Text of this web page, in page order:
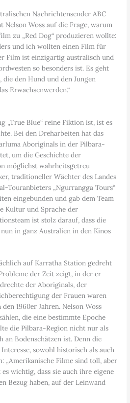
Nachrichtensender ABC
Nelson Woss auf die Frage, warum
zu „Red Dog“ produzieren wollte:
und ich wollten einen Film für
Film ist einzigartig australisch und
so besonders ist. Es geht
den Hund und den Jungen
Erwachsenwerden.“
„True Blue“ reine Fiktion ist, ist es
Bei den Dreharbeiten hat das
Aboriginals in der Pilbara-
um die Geschichte der
möglichst wahrheitsgetreu
traditioneller Wächter des Landes
Touranbieters „Ngurrangga Tours“
eingebunden und gab dem Team
Kultur und Sprache der
ist stolz darauf, dass die
in ganz Australien in den Kinos
auf Karratha Station gedreht
der Zeit zeigt, in der er
der Aboriginals, der
der Frauen waren
1960er Jahren. Nelson Woss
die eine bestimmte Epoche
die Pilbara-Region nicht nur als
an Bodenschätzen ist. Denn die
sowohl historisch als auch
„Amerikanische Filme sind toll, aber
wichtig, dass sie auch ihre eigene
Bezug haben, auf der Leinwand